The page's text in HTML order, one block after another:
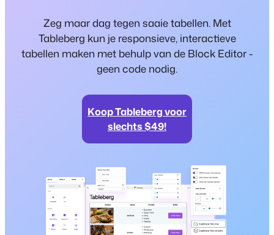
Zeg maar dag tegen saaie tabellen. Met
Tableberg kun je responsieve, interactieve
tabellen maken met behulp van de Block Editor -
geen code nodig.
Koop Tableberg voor
slechts $49!